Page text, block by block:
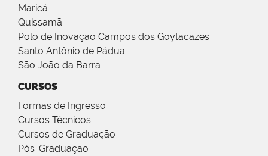
Maricá
Quissamã
Polo de Inovação Campos dos Goytacazes
Santo Antônio de Pádua
São João da Barra
CURSOS
Formas de Ingresso
Cursos Técnicos
Cursos de Graduação
Pós-Graduação